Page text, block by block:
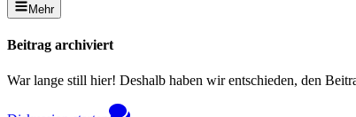
Mehr
Beitrag archiviert
War lange still hier! Deshalb haben wir entschieden, den